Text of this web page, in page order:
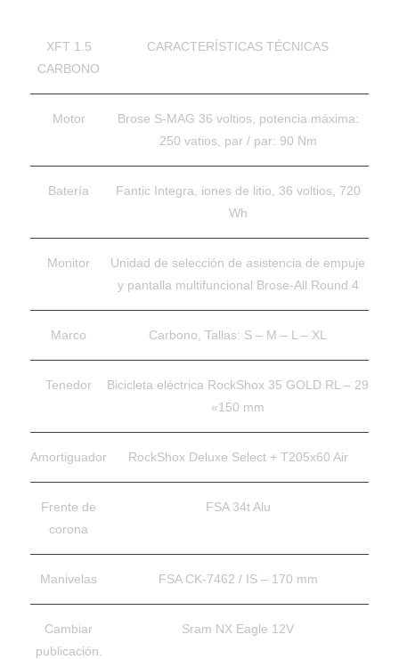
XFT 1.5
CARBONO
CARACTERÍSTICAS TÉCNICAS
Motor
Brose S-MAG 36 voltios, potencia máxima:
250 vatios, par / par: 90 Nm
Batería
Fantic Integra, iones de litio, 36 voltios, 720
Wh
Monitor
Unidad de selección de asistencia de empuje
y pantalla multifuncional Brose-All Round 4
Marco Carbono, Tallas: S – M – L – XL
Tenedor
Bicicleta eléctrica RockShox 35 GOLD RL – 29
«150 mm
Amortiguador RockShox Deluxe Select + T205x60 Air
Frente de
corona
FSA 34t Alu
Manivelas FSA CK-7462 / IS – 170 mm
Cambiar
publicación.
Sram NX Eagle 12V